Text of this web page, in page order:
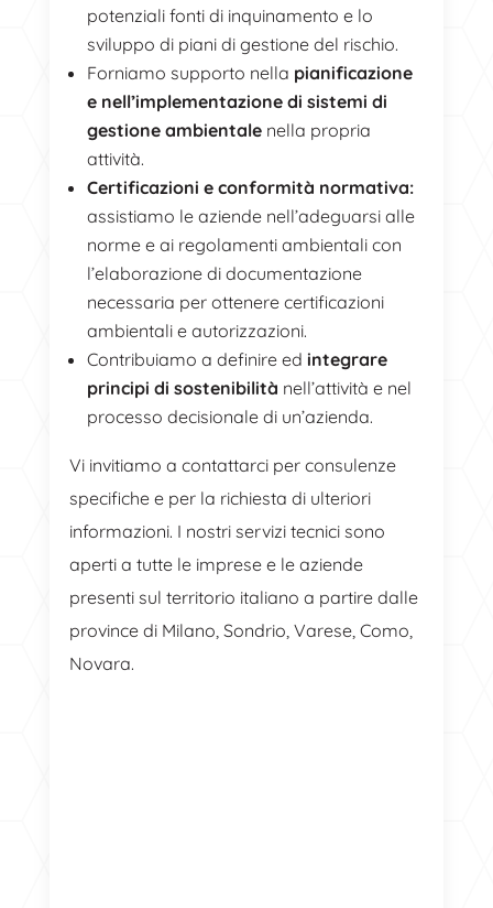
potenziali fonti di inquinamento e lo
sviluppo di piani di gestione del rischio.
Forniamo supporto nella pianificazione
e nell’implementazione di sistemi di
gestione ambientale nella propria
attività.
Certificazioni e conformità normativa:
assistiamo le aziende nell’adeguarsi alle
norme e ai regolamenti ambientali con
l’elaborazione di documentazione
necessaria per ottenere certificazioni
ambientali e autorizzazioni.
Contribuiamo a definire ed integrare
principi di sostenibilità nell’attività e nel
processo decisionale di un’azienda.
Vi invitiamo a contattarci per consulenze
specifiche e per la richiesta di ulteriori
informazioni. I nostri servizi tecnici sono
aperti a tutte le imprese e le aziende
presenti sul territorio italiano a partire dalle
province di Milano, Sondrio, Varese, Como,
Novara.